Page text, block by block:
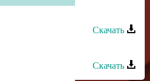
Скачать
Скачать